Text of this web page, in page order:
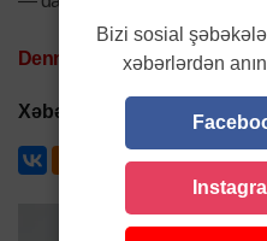
Denmedia.az
Xəbər xoşunuza gəlib?
Bizi sosial
xəbərlərdən